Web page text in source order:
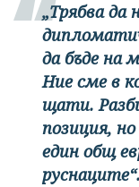
„Трябва
да бъде на
Ние сме в
щати.
позиция,
един общ
руснаците“.